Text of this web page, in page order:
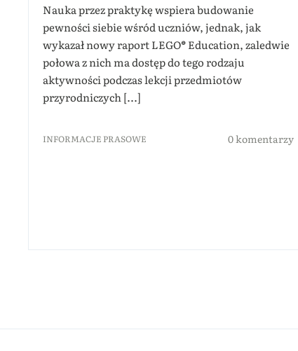
Nauka przez praktykę wspiera budowanie
pewności siebie wśród uczniów, jednak, jak
wykazał nowy raport LEGO® Education, zaledwie
połowa z nich ma dostęp do tego rodzaju
aktywności podczas lekcji przedmiotów
przyrodniczych [...]
INFORMACJE PRASOWE 0 komentarzy